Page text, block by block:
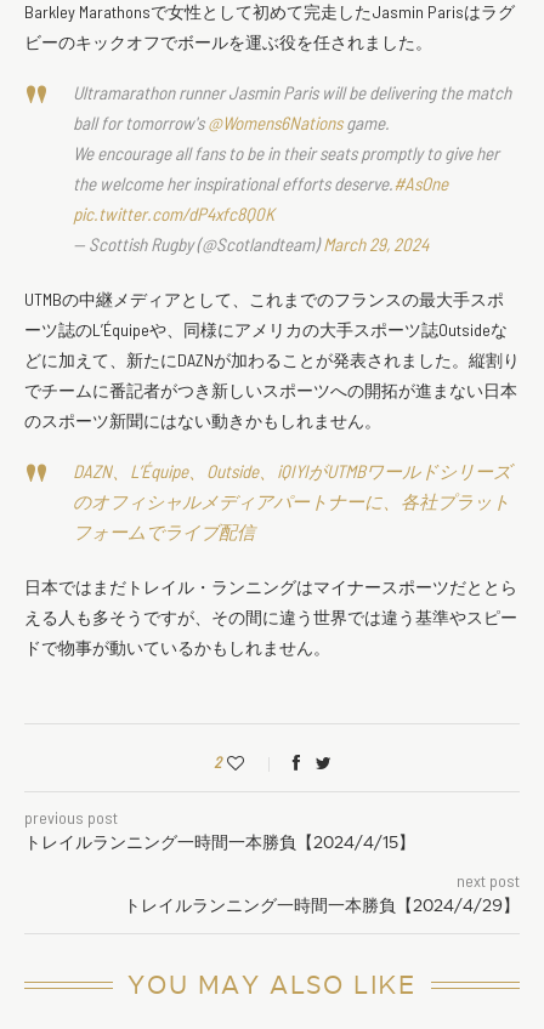
Barkley Marathonsで女性として初めて完走したJasmin Parisはラグ
ビーのキックオフでボールを運ぶ役を任されました。
Ultramarathon runner Jasmin Paris will be delivering the match
ball for tomorrow's@Womens6Nationsgame.
We encourage all fans to be in their seats promptly to give her
the welcome her inspirational efforts deserve.#AsOne
pic.twitter.com/dP4xfc8Q0K
— Scottish Rugby (@Scotlandteam)March 29, 2024
UTMBの中継メディアとして、これまでのフランスの最大手スポ
ーツ誌のL’Équipeや、同様にアメリカの大手スポーツ誌Outsideな
どに加えて、新たにDAZNが加わることが発表されました。縦割り
でチームに番記者がつき新しいスポーツへの開拓が進まない日本
のスポーツ新聞にはない動きかもしれません。
DAZN、L’Équipe、Outside、iQIYIがUTMBワールドシリーズ
のオフィシャルメディアパートナーに、各社プラット
フォームでライブ配信
日本ではまだトレイル・ランニングはマイナースポーツだととら
える人も多そうですが、その間に違う世界では違う基準やスピー
ドで物事が動いているかもしれません。
2
previous post
トレイルランニング一時間一本勝負【2024/4/15】
next post
トレイルランニング一時間一本勝負【2024/4/29】
YOU MAY ALSO LIKE